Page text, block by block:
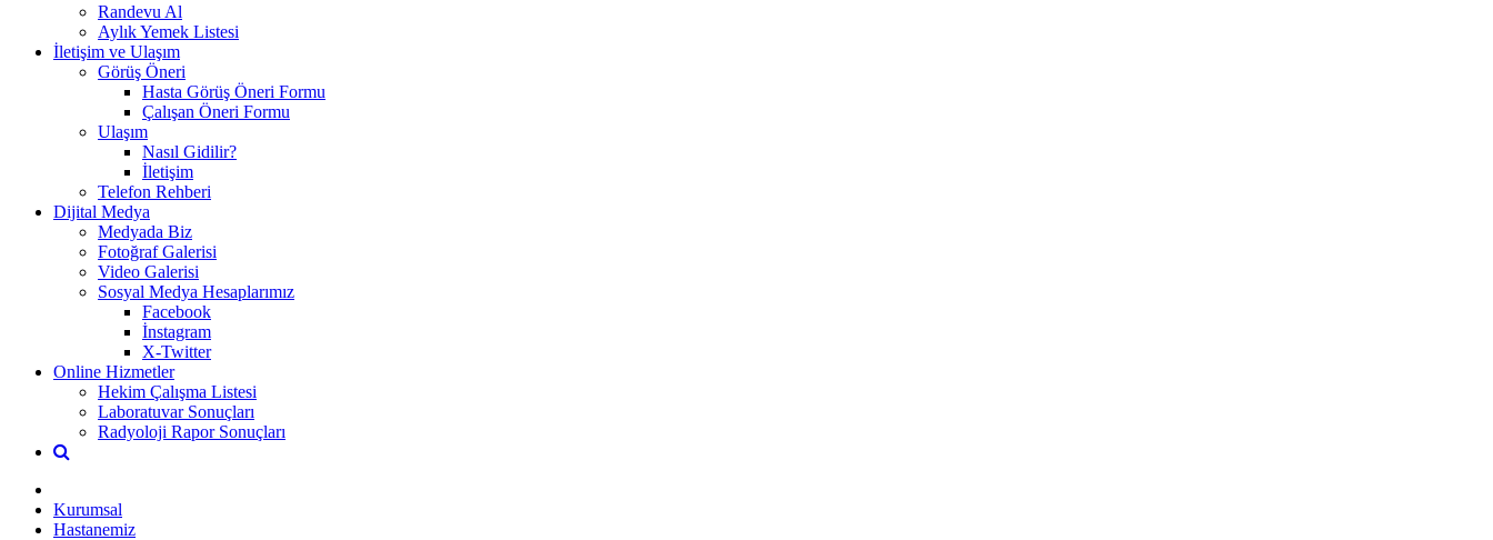
Randevu Al
Aylık Yemek Listesi
İletişim ve Ulaşım
Görüş Öneri
Hasta Görüş Öneri Formu
Çalışan Öneri Formu
Ulaşım
Nasıl Gidilir?
İletişim
Telefon Rehberi
Dijital Medya
Medyada Biz
Fotoğraf Galerisi
Video Galerisi
Sosyal Medya Hesaplarımız
Facebook
İnstagram
X-Twitter
Online Hizmetler
Hekim Çalışma Listesi
Laboratuvar Sonuçları
Radyoloji Rapor Sonuçları
Kurumsal
Hastanemiz